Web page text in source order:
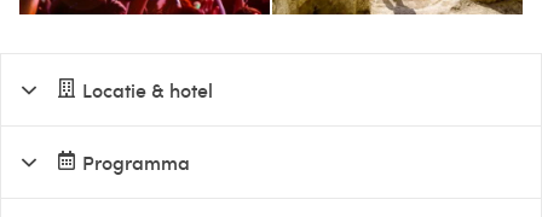
Locatie & hotel
Programma